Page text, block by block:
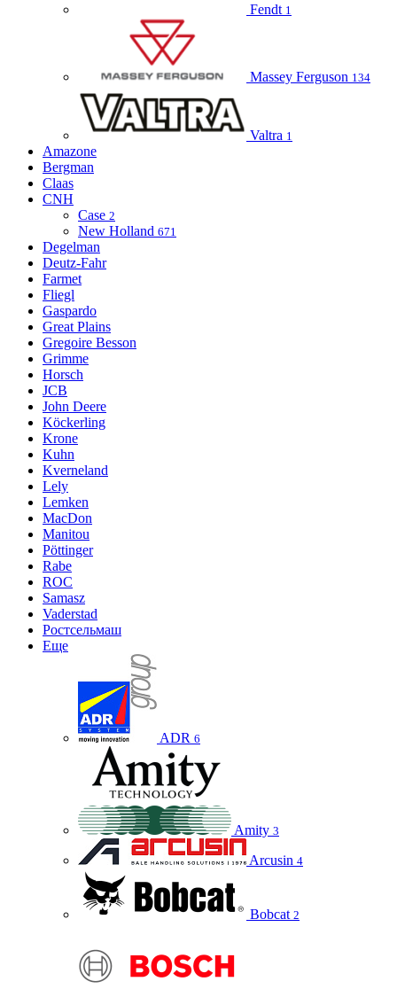
Fendt 1
Massey Ferguson 134
Valtra 1
Amazone
Bergman
Claas
CNH
Case 2
New Holland 671
Degelman
Deutz-Fahr
Farmet
Fliegl
Gaspardo
Great Plains
Gregoire Besson
Grimme
Horsch
JCB
John Deere
Köckerling
Krone
Kuhn
Kverneland
Lely
Lemken
MacDon
Manitou
Pöttinger
Rabe
ROC
Samasz
Vaderstad
Ростсельмаш
Еще
ADR 6
Amity 3
Arcusin 4
Bobcat 2